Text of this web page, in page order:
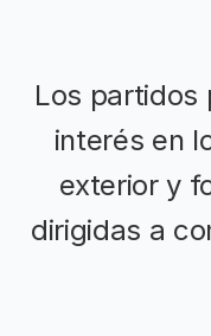
Los partidos
interés en
exterior y
dirigidas a